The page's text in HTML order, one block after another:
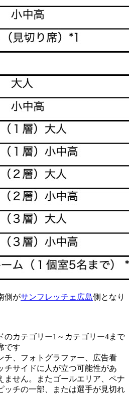
側がサンフレッチェ広島側となり
のカテゴリー1～カテゴリー4まで
です
チ、フォトグラファー、広告看
チサイドに人が立つ可能性があ
ません。またゴールエリア、ペナ
ッチの一部、または選手が見切れ